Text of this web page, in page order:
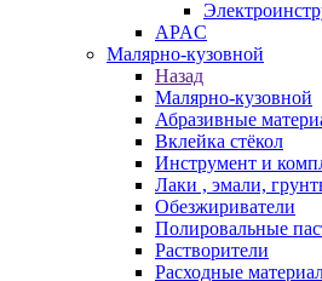
APAC
Малярно-кузовной
Назад
Малярно-кузовной
Абразивные
Вклейка стёкол
Инструмент и
Лаки , эмали,
Обезжириватели
Полировальные
Растворители
Расходные